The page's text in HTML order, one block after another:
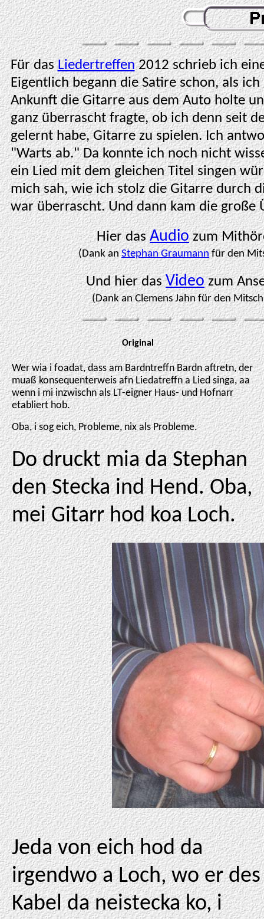
Für dasLiedertreffen2012 schrieb ich
Eigentlich begann die Satire schon, als
Ankunft die Gitarre aus dem Auto holte
ganz überrascht fragte, ob ich denn seit
gelernt habe, Gitarre zu spielen. Ich
"Warts ab." Da konnte ich noch nicht
ein Lied mit dem gleichen Titel singen
mich sah, wie ich stolz die Gitarre durch
war überrascht. Und dann kam die große
Hier dasAudiozum
(Dank anStephan Graumannfür den
Und hier das Videozum
(Dank an Clemens Jahn für den
Original
Wer wia i foadat, dass am Bardntreffn Bardn aftretn, der
muaß konsequenterweis afn Liedatreffn a Lied singa, aa
wenn i mi inzwischn als LT-eigner Haus- und Hofnarr
etabliert hob.
Oba, i sog eich, Probleme, nix als Probleme.
Do druckt mia da Stephan
den Stecka ind Hend. Oba,
mei Gitarr hod koa Loch.
Jeda von eich hod da
irgendwo a Loch, wo er des
Kabel da neistecka ko, i